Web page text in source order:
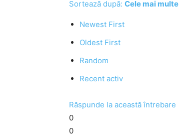
Sortează după: Cele mai
Newest First
Oldest First
Random
Recent activ
Răspunde la această întrebare
0
0